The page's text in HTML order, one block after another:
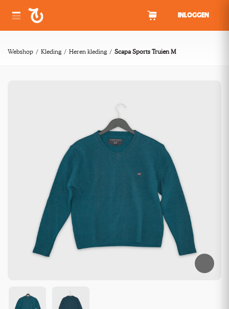
INLOGGEN
Webshop Kleding Heren kleding Scapa Sports Truien M